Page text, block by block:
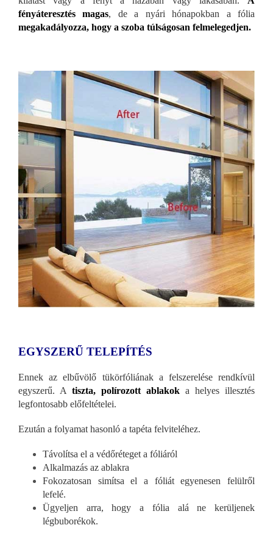
fényáteresztés magas, de a nyári hónapokban a fólia
megakadályozza, hogy a szoba túlságosan felmelegedjen.
EGYSZERŰ TELEPÍTÉS
Ennek az elbűvölő tükörfóliának a felszerelése rendkívül
egyszerű. A tiszta, polírozott ablakok a helyes illesztés
legfontosabb előfeltételei.
Ezután a folyamat hasonló a tapéta felviteléhez.
Távolítsa el a védőréteget a fóliáról
Alkalmazás az ablakra
Fokozatosan simítsa el a fóliát egyenesen felülről
lefelé.
Ügyeljen arra, hogy a fólia alá ne kerüljenek
légbuborékok.